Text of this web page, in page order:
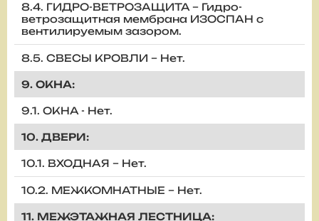
8.4. ГИДРО-ВЕТРОЗАЩИТА – Гидро-
ветрозащитная мембрана ИЗОСПАН с
вентилируемым зазором.
8.5. СВЕСЫ КРОВЛИ – Нет.
9. ОКНА:
9.1. ОКНА - Нет.
10. ДВЕРИ:
10.1. ВХОДНАЯ – Нет.
10.2. МЕЖКОМНАТНЫЕ – Нет.
11. МЕЖЭТАЖНАЯ ЛЕСТНИЦА: